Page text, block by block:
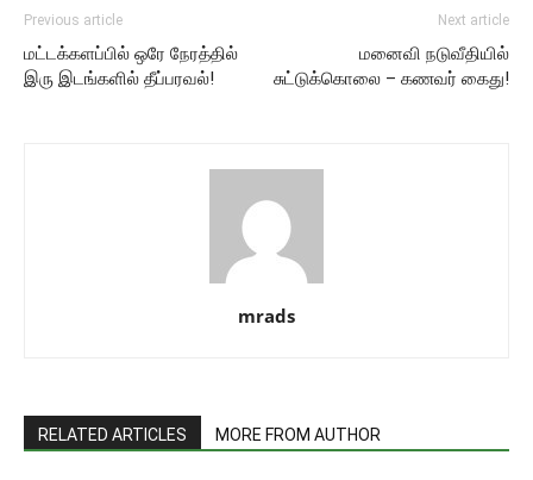
Previous article
மட்டக்களப்பில் ஒரே நேரத்தில்
இரு இடங்களில் தீப்பரவல்!
Next article
மனைவி நடுவீதியில்
சுட்டுக்கொலை – கணவர் கைது!
mrads
RELATED ARTICLES MORE FROM AUTHOR